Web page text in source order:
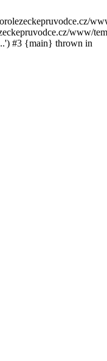
www/
#3 {main} thrown in